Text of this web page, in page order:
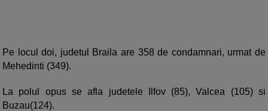
Pe locul doi, judetul Braila are 358 de condamnari, urmat de
Mehedinti (349).
La polul opus se afla judetele Ilfov (85), Valcea (105) si
Buzau(124).